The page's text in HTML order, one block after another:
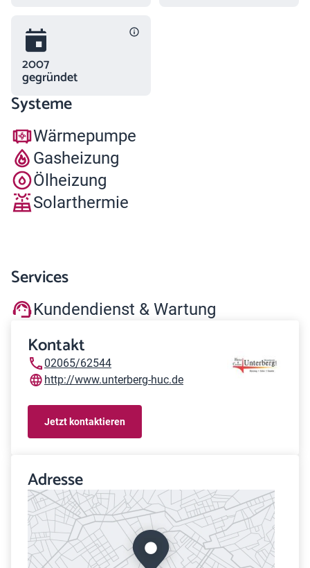
2007
gegründet
Systeme
Wärmepumpe
Gasheizung
Ölheizung
Solarthermie
Services
Kundendienst & Wartung
Kontakt
02065/62544
http://www.unterberg-huc.de
Jetzt kontaktieren
Adresse